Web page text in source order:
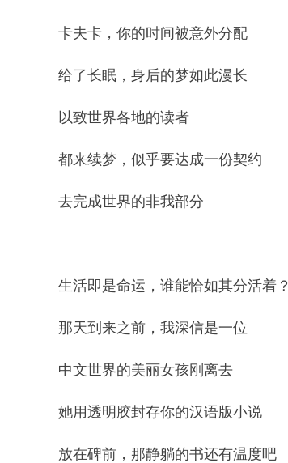
卡夫卡，你的时间被意外分配
给了长眠，身后的梦如此漫长
以致世界各地的读者
都来续梦，似乎要达成一份契约
去完成世界的非我部分
生活即是命运，谁能恰如其分活着？
那天到来之前，我深信是一位
中文世界的美丽女孩刚离去
她用透明胶封存你的汉语版小说
放在碑前，那静躺的书还有温度吧